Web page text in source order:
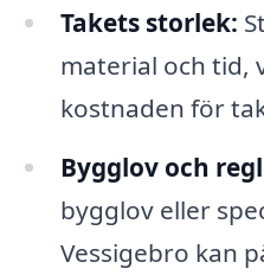
Takets storlek:
material och tid,
kostnaden för
Bygglov och
bygglov eller
Vessigebro kan